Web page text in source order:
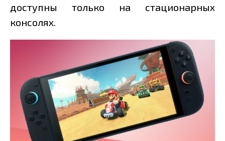
доступны только на стационарных
консолях.